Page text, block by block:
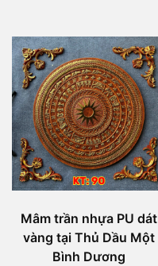
Mâm trần nhựa PU dát
vàng tại Thủ Dầu Một
Bình Dương